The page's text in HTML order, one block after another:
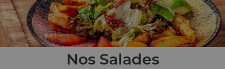
Nos Salades